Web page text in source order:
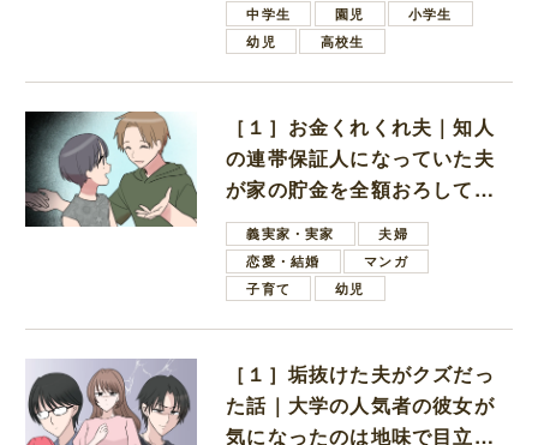
中学生
園児
小学生
幼児
高校生
［１］お金くれくれ夫｜知人
の連帯保証人になっていた夫
が家の貯金を全額おろしてほ
しいと言ってきた
義実家・実家
夫婦
恋愛・結婚
マンガ
子育て
幼児
［１］垢抜けた夫がクズだっ
た話｜大学の人気者の彼女が
気になったのは地味で目立た